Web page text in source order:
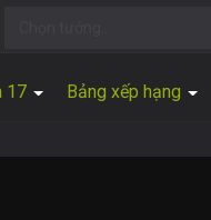
17 Bảng xếp hạng